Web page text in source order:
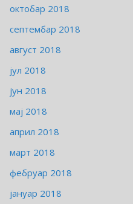
октобар 2018
септембар 2018
август 2018
јул 2018
јун 2018
мај 2018
април 2018
март 2018
фебруар 2018
јануар 2018